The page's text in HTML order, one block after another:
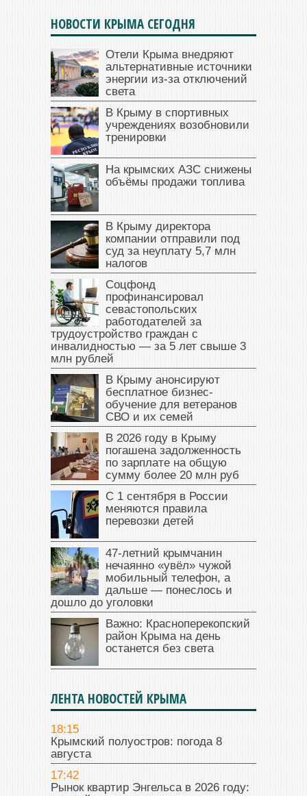
НОВОСТИ КРЫМА СЕГОДНЯ
Отели Крыма внедряют
альтернативные источники
энергии из-за отключений
света
В Крыму в спортивных
учреждениях возобновили
тренировки
На крымских АЗС снижены
объёмы продажи топлива
В Крыму директора
компании отправили под
суд за неуплату 5,7 млн
налогов
Соцфонд
профинансировал
севастопольских
работодателей за
трудоустройство граждан с
инвалидностью — за 5 лет свыше 3
млн рублей
В Крыму анонсируют
бесплатное бизнес-
обучение для ветеранов
СВО и их семей
В 2026 году в Крыму
погашена задолженность
по зарплате на общую
сумму более 20 млн руб
С 1 сентября в России
меняются правила
перевозки детей
47‑летний крымчанин
нечаянно «увёл» чужой
мобильный телефон, а
дальше — понеслось и
дошло до уголовки
Важно: Красноперекопский
район Крыма на день
останется без света
ЛЕНТА НОВОСТЕЙ КРЫМА
18:15
Крымский полуостров: погода 8
августа
17:42
Рынок квартир Энгельса в 2026 году: